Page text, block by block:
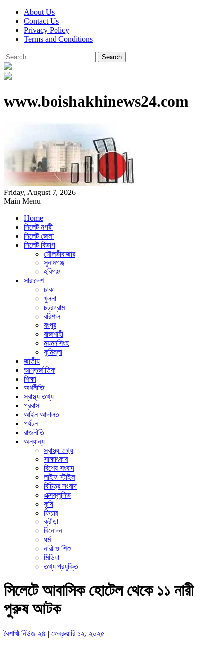
About Us
Contact Us
Privacy Policy
Terms and Conditions
Search
for:
www.boishakhinews24.com
Friday, August 7, 2026
Main Menu
Home
সিলেট নগরী
সিলেট জেলা
সিলেট বিভাগ
মৌলভীবাজার
সুনামগঞ্জ
হবিগঞ্জ
সারাদেশ
ঢাকা
খুলনা
চট্রগ্রাম
বরিশাল
রংপুর
রাজশাহী
ময়মনসিংহ
কুমিল্লা
জাতীয়
আন্তর্জাতিক
শিক্ষা
অর্থনীতি
স্বাস্থ্য তথ্য
প্রবাস
আইন আদালত
পর্যটন
রাজনীতি
অন্যান্য
স্বাস্থ্য তথ্য
সাক্ষাৎকার
বিশেষ সংবাদ
লাইফ স্টাইল
বিচিত্র সংবাদ
এক্সক্লুসিভ
কৃষি
ফিচার
ক্রীড়া
বিনোদন
ধর্ম
নারী ও শিশু
মিডিয়া
তথ্য প্রযুক্তি
সিলেটে আবাসিক হোটেল থেকে ১১ নারী
পুরুষ আটক
বৈশাখী নিউজ ২৪ | ফেব্রুয়ারি ১২, ২০২৫